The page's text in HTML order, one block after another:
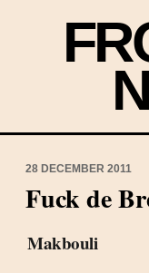
28 DECEMBER 2011
Fuck de
Makbouli